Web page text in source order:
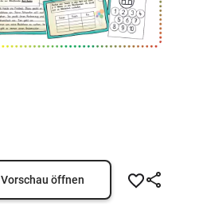
Vorschau öffnen